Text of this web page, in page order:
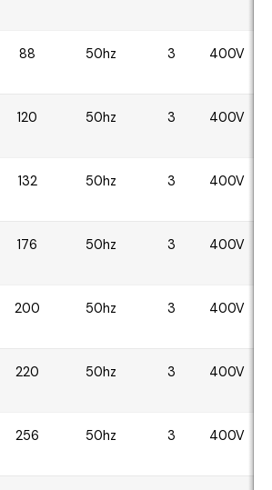
88 50hz 3 400V
120 50hz 3 400V
132 50hz 3 400V
176 50hz 3 400V
200 50hz 3 400V
220 50hz 3 400V
256 50hz 3 400V